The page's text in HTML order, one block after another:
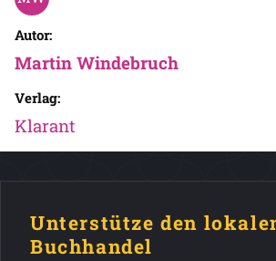
Autor:
Martin Windebruch
Verlag:
Klarant
Unterstütze den
Buchhandel